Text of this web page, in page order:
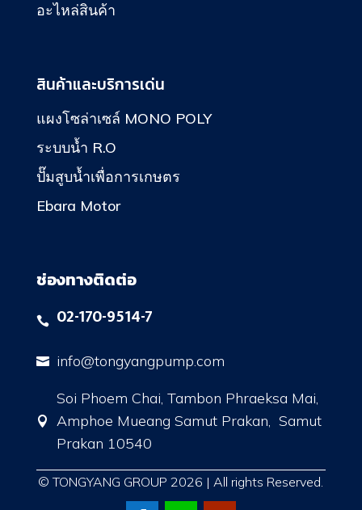
อะไหล่สินค้า
สินค้าและบริการเด่น
แผงโซล่าเซล์ MONO POLY
ระบบน้ำ R.O
ปั๊มสูบน้ำเพื่อการเกษตร
Ebara Motor
ช่องทางติดต่อ
 02-170-9514-7
 info@tongyangpump.com

Soi Phoem Chai, Tambon Phraeksa Mai,
Amphoe Mueang Samut Prakan, Samut
Prakan 10540
© TONGYANG GROUP 2026 | All rights Reserved.